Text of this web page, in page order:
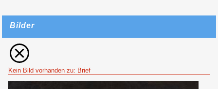
Bilder
Kein Bild vorhanden zu: Brief